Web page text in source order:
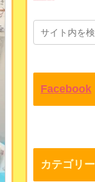
Facebook
カテゴリー